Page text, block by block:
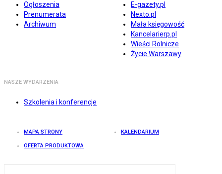
Ogłoszenia
Prenumerata
Archiwum
E-gazety.pl
Nexto.pl
Mała księgowość
Kancelarierp.pl
Wieści Rolnicze
Życie Warszawy
NASZE WYDARZENIA
Szkolenia i konferencje
MAPA STRONY KALENDARIUM
OFERTA PRODUKTOWA